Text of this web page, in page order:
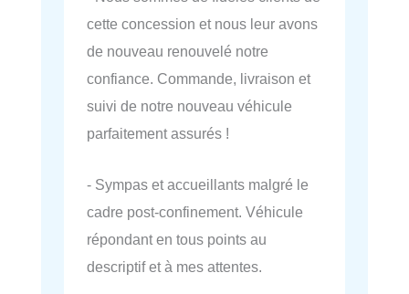
cette concession et nous leur avons
de nouveau renouvelé notre
confiance. Commande, livraison et
suivi de notre nouveau véhicule
parfaitement assurés !
- Sympas et accueillants malgré le
cadre post-confinement. Véhicule
répondant en tous points au
descriptif et à mes attentes.